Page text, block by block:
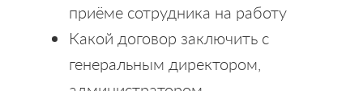
приёме сотрудника на работу
Какой договор заключить с
генеральным директором,